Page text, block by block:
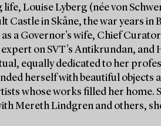
Louise Lyberg (née von
Castle in Skåne, the war years
as a Governor's wife, Chief
on SVT’s Antikrundan, and
equally dedicated to her
herself with beautiful objects
whose works filled her home.
Mereth Lindgren and others,